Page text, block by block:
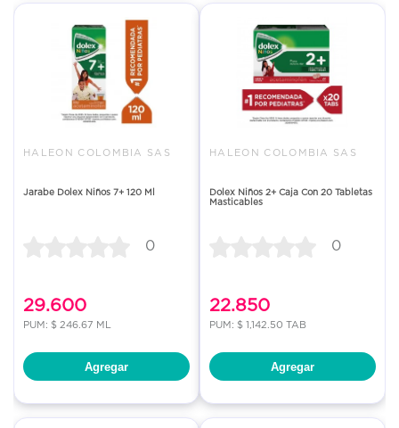
HALEON COLOMBIA SAS
Jarabe Dolex Niños 7+ 120 Ml
0
29.600
PUM: $ 246.67 ML
Agregar
HALEON COLOMBIA SAS
Dolex Niños 2+ Caja Con 20 Tabletas
Masticables
0
22.850
PUM: $ 1,142.50 TAB
Agregar